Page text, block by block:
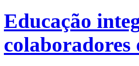
Educação
colaboradores